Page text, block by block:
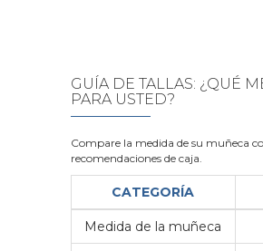
GUÍA DE TALLAS: ¿QUÉ
PARA USTED?
Compare la medida de su muñeca
recomendaciones de caja.
CATEGORÍA
Medida de la muñeca